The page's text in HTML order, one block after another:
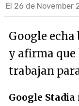
El 26 de November
Google echa
y afirma que
trabajan
Google Stadia